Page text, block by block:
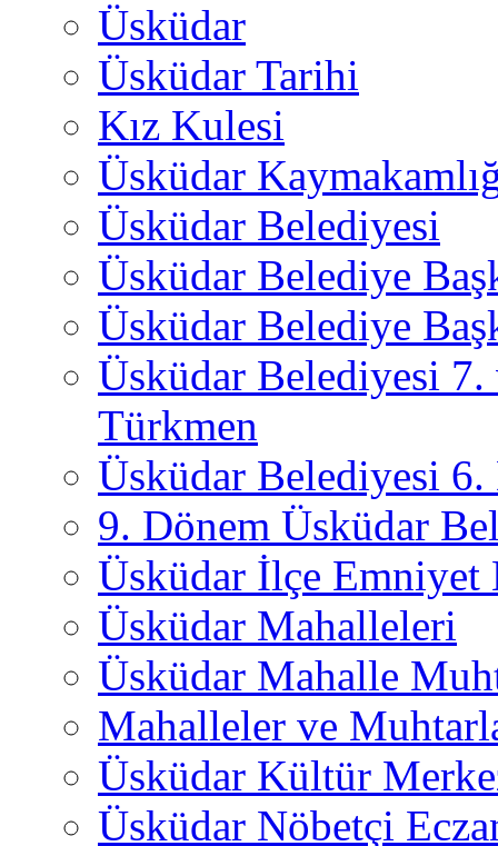
Üsküdar
Üsküdar Tarihi
Kız Kulesi
Üsküdar
Üsküdar Belediyesi
Üsküdar Belediye
Üsküdar Belediye
Üsküdar Belediyesi
Türkmen
Üsküdar Belediyesi 6.
9. Dönem Üsküdar
Üsküdar İlçe
Üsküdar Mahalleleri
Üsküdar Mahalle
Mahalleler ve
Üsküdar Kültür
Üsküdar Nöbetçi